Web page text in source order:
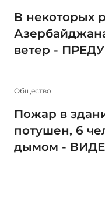
В некоторых
ветер -
Общество
Пожар в
потушен, 6
дымом -